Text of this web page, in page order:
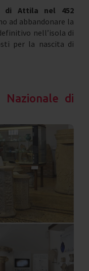
di Attila nel 452
ad abbandonare la
nell’isola di
per la nascita di
Nazionale di